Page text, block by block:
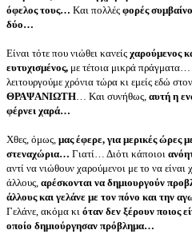
όφελος τους… Και πολλές φορές
δύο…
Είναι τότε που νιώθει κανείς χαρούμενος
ευτυχισμένος, με τέτοια μικρά
λειτουργούμε χρόνια τώρα κι εμείς εδώ στον
ΘΡΑΨΑΝΙΩΤΗ… Και συνήθως, αυτή η
φέρνει χαρά…
Χθες, όμως, μας έφερε, για μερικές ώρες
στεναχώρια… Γιατί… Διότι κάποιοι
αντί να νιώθουν χαρούμενοι με το να είναι
άλλους, αρέσκονται να δημιουργούν
άλλους και γελάνε με τον πόνο και την
Γελάνε, ακόμα κι όταν δεν ξέρουν ποιος
οποίο δημιούργησαν πρόβλημα…